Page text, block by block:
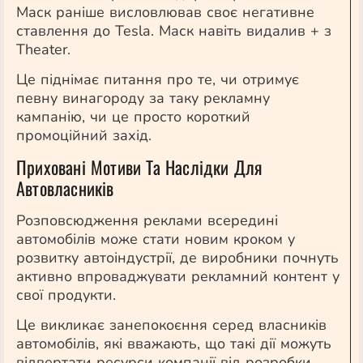
Маск раніше висловлював своє негативне
ставлення до Tesla. Маск навіть видалив + з
Theater.
Це піднімає питання про те, чи отримує
певну винагороду за таку рекламну
кампанію, чи це просто короткий
промоційний захід.
Приховані Мотиви Та Наслідки Для
Автовласників
Розповсюдження реклами всередині
автомобілів може стати новим кроком у
розвитку автоіндустрії, де виробники почнуть
активно впроваджувати рекламний контент у
свої продукти.
Це викликає занепокоєння серед власників
автомобілів, які вважають, що такі дії можуть